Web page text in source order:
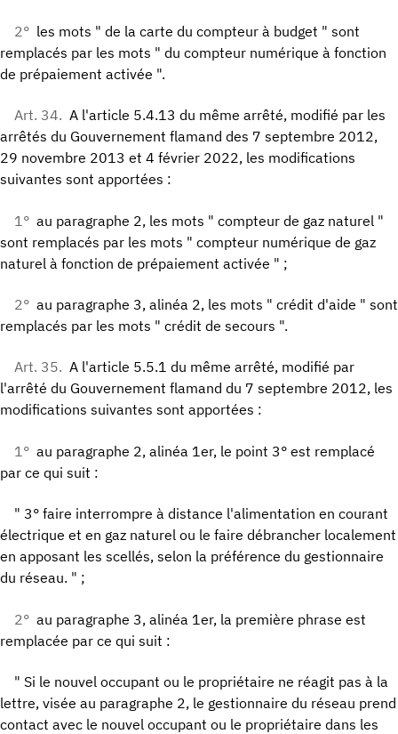
2° les mots " de la carte du compteur à budget " sont
remplacés par les mots " du compteur numérique à fonction
de prépaiement activée ".
Art. 34. A l'article 5.4.13 du même arrêté, modifié par les
arrêtés du Gouvernement flamand des 7 septembre 2012,
29 novembre 2013 et 4 février 2022, les modifications
suivantes sont apportées :
1° au paragraphe 2, les mots " compteur de gaz naturel "
sont remplacés par les mots " compteur numérique de gaz
naturel à fonction de prépaiement activée " ;
2° au paragraphe 3, alinéa 2, les mots " crédit d'aide " sont
remplacés par les mots " crédit de secours ".
Art. 35. A l'article 5.5.1 du même arrêté, modifié par
l'arrêté du Gouvernement flamand du 7 septembre 2012, les
modifications suivantes sont apportées :
1° au paragraphe 2, alinéa 1er, le point 3° est remplacé
par ce qui suit :
" 3° faire interrompre à distance l'alimentation en courant
électrique et en gaz naturel ou le faire débrancher localement
en apposant les scellés, selon la préférence du gestionnaire
du réseau. " ;
2° au paragraphe 3, alinéa 1er, la première phrase est
remplacée par ce qui suit :
" Si le nouvel occupant ou le propriétaire ne réagit pas à la
lettre, visée au paragraphe 2, le gestionnaire du réseau prend
contact avec le nouvel occupant ou le propriétaire dans les